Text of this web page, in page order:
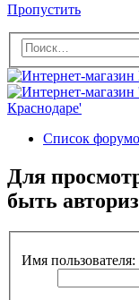
Пропустить
Список
Для
быть
Имя пользователя: